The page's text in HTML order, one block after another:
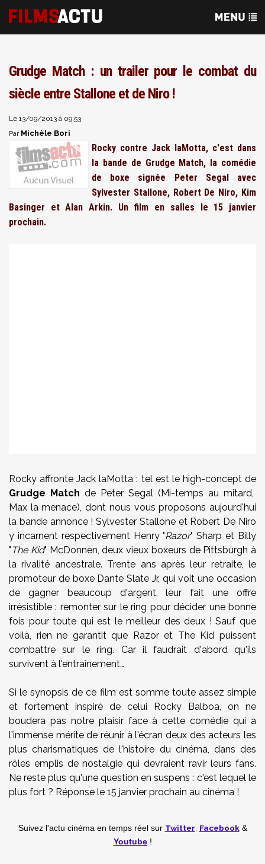
Grudge Match : un trailer pour le combat du
siècle entre Stallone et de Niro !
Le 13/09/2013 à 09:53
Par Michèle Bori
Rocky contre Jack laMotta, c'est dans
la bande de Grudge Match, la comédie
de boxe signée Peter Segal avec
Sylvester Stallone, Robert De Niro, Kim
Basinger et Alan Arkin. Un film en salles le 15 janvier
prochain.
Rocky affronte Jack laMotta : tel est le high-concept de
Grudge Match de Peter Segal (Mi-temps au mitard,
Max la menace), dont nous vous proposons aujourd'hui
la bande annonce ! Sylvester Stallone et Robert De Niro
y incarnent respectivement Henry "Razor" Sharp et Billy
" The Kid" McDonnen, deux vieux boxeurs de Pittsburgh à
la rivalité ancestrale. Trente ans après leur retraite, le
promoteur de boxe Dante Slate Jr, qui voit une occasion
de gagner beaucoup d'argent, leur fait une offre
irrésistible : remonter sur le ring pour décider une bonne
fois pour toute qui est le meilleur des deux ! Sauf que
voilà, rien ne garantit que Razor et The Kid puissent
combattre sur le ring. Car il faudrait d'abord qu'ils
survivent à l'entraînement…
Si le synopsis de ce film est somme toute assez simple
et fortement inspiré de celui Rocky Balboa, on ne
boudera pas notre plaisir face à cette comédie qui a
l'immense mérite de réunir à l'écran deux des acteurs les
plus charismatiques de l'histoire du cinéma, dans des
rôles emplis de nostalgie qui devraient ravir leurs fans.
Ne reste plus qu'une question en suspens : c'est lequel le
plus fort ? Réponse le 15 janvier prochain au cinéma !
Suivez l'actu cinéma en temps réel sur Twitter Facebook&
Youtube!